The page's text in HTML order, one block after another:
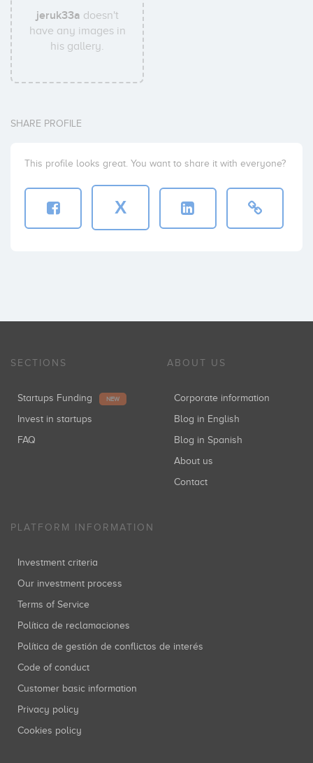
jeruk33a doesn't
have any images in
his gallery.
SHARE PROFILE
This profile looks great. You want to share it with everyone?
X
SECTIONS
Startups Funding NEW
Invest in startups
FAQ
ABOUT US
Corporate information
Blog in English
Blog in Spanish
About us
Contact
PLATFORM INFORMATION
Investment criteria
Our investment process
Terms of Service
Política de reclamaciones
Política de gestión de conflictos de interés
Code of conduct
Customer basic information
Privacy policy
Cookies policy